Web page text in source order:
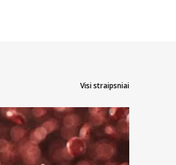
bei skonio, tačiau ir būtent jums
Visi straipsniai